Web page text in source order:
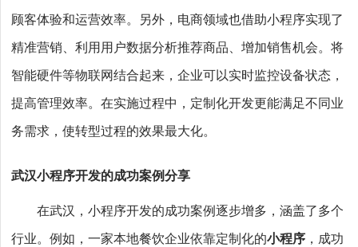
顾客体验和运营效率。另外，电商领域也借助小程序实现了
精准营销、利用用户数据分析推荐商品、增加销售机会。将
智能硬件等物联网结合起来，企业可以实时监控设备状态，
提高管理效率。在实施过程中，定制化开发更能满足不同业
务需求，使转型过程的效果最大化。
武汉小程序开发的成功案例分享
在武汉，小程序开发的成功案例逐步增多，涵盖了多个
行业。例如，一家本地餐饮企业依靠定制化的小程序 ，成功